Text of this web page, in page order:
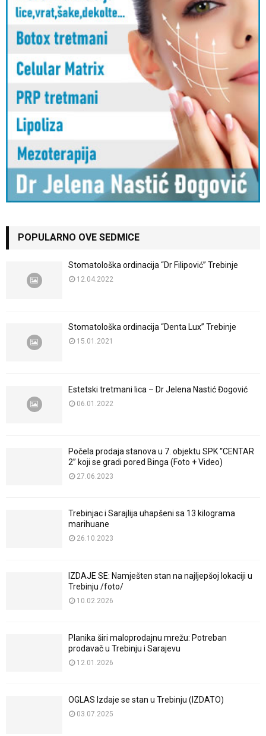
POPULARNO OVE SEDMICE
Stomatološka ordinacija “Dr Filipović” Trebinje
12.04.2022
Stomatološka ordinacija “Denta Lux” Trebinje
15.01.2021
Estetski tretmani lica – Dr Jelena Nastić Đogović
06.01.2022
Počela prodaja stanova u 7. objektu SPK “CENTAR
2” koji se gradi pored Binga (Foto + Video)
27.06.2023
Trebinjac i Sarajlija uhapšeni sa 13 kilograma
marihuane
26.10.2023
IZDAJE SE: Namješten stan na najljepšoj lokaciji u
Trebinju /foto/
10.02.2026
Planika širi maloprodajnu mrežu: Potreban
prodavač u Trebinju i Sarajevu
12.01.2026
OGLAS Izdaje se stan u Trebinju (IZDATO)
03.07.2025